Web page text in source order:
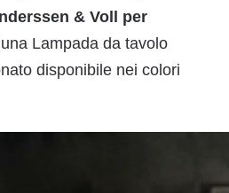
& Voll per
Lampada da tavolo
disponibile nei colori